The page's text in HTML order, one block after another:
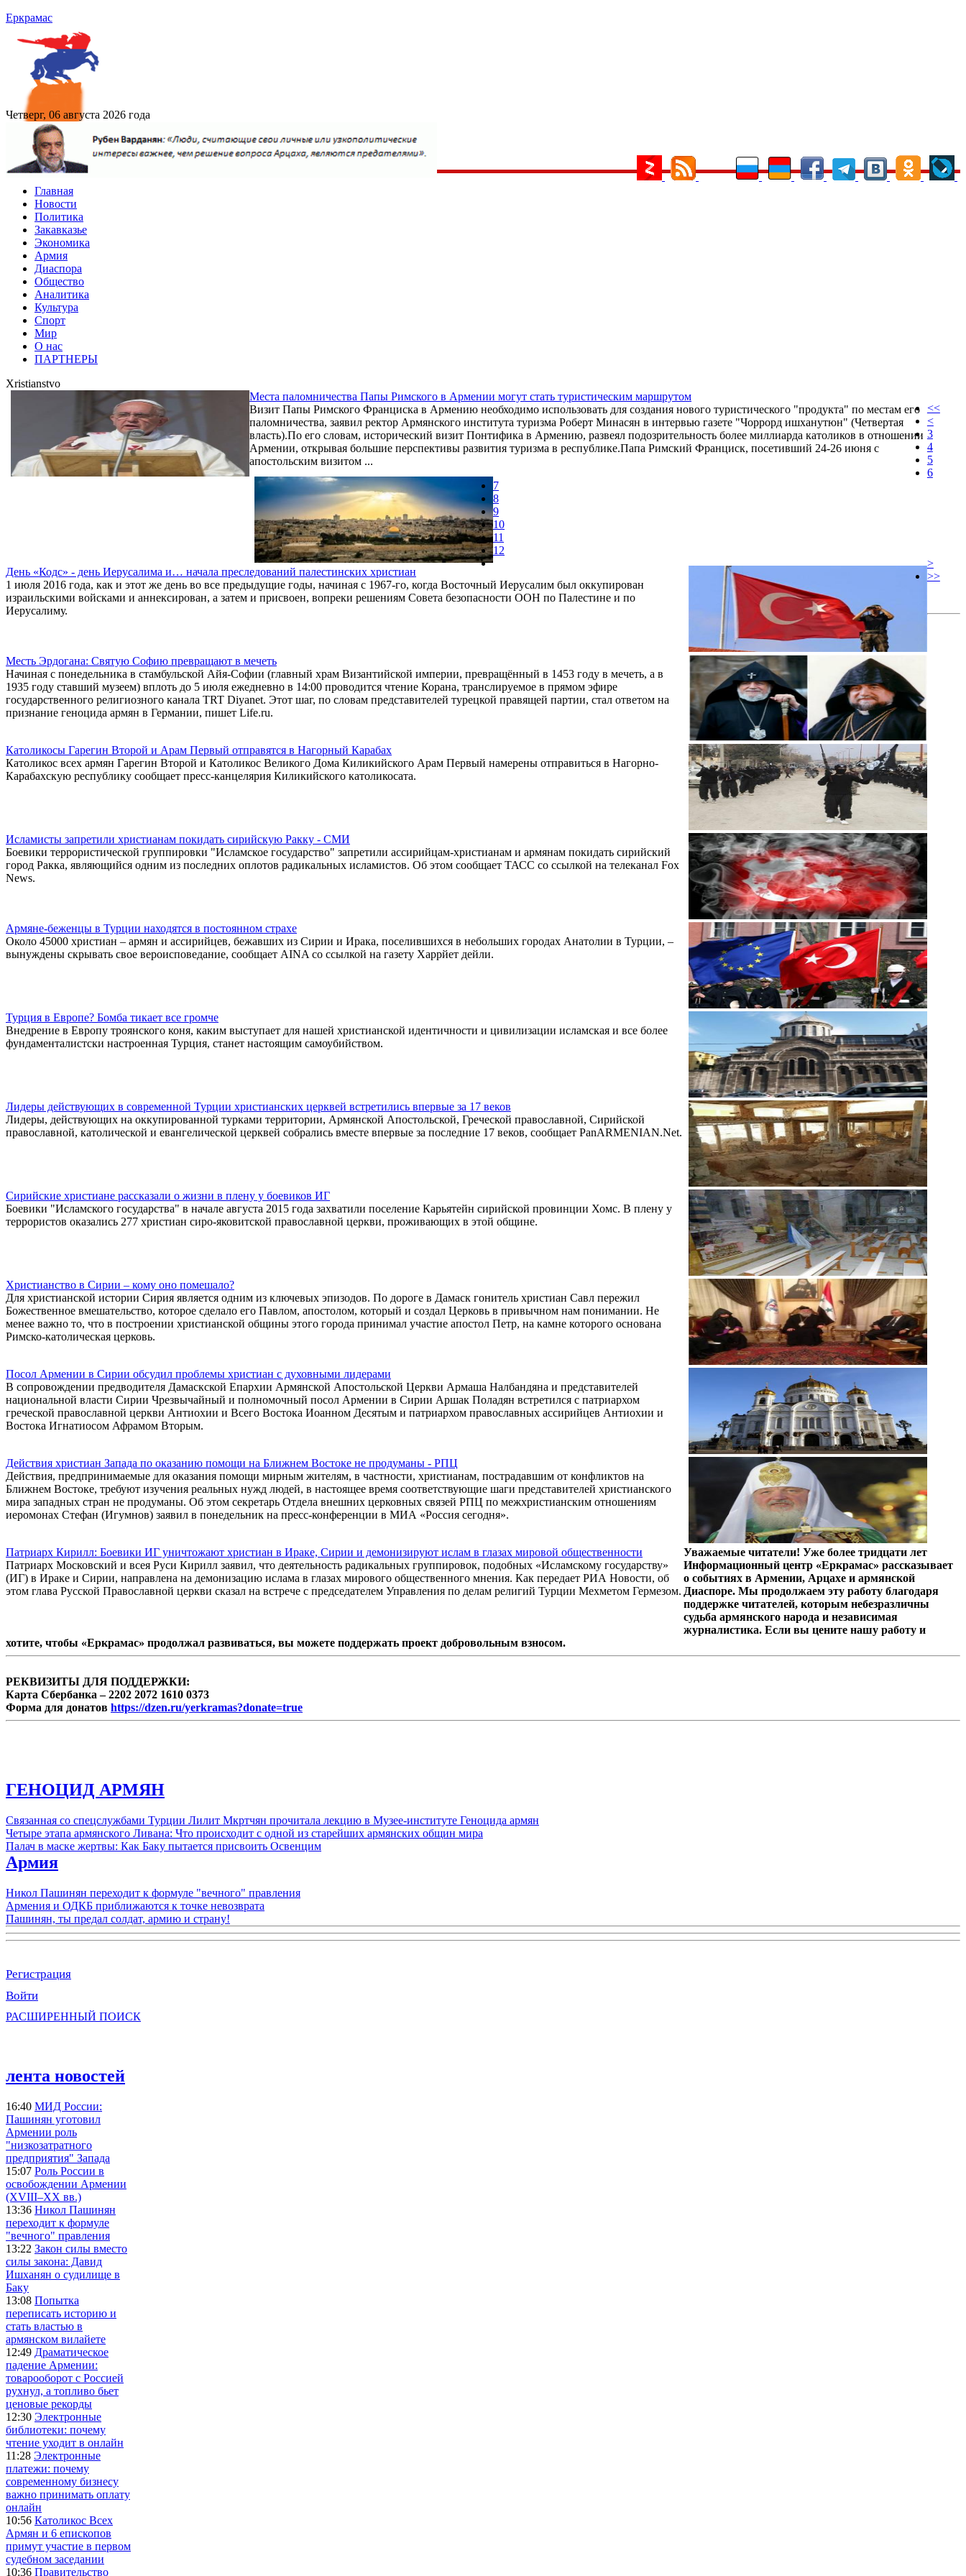
Еркрамас
Четверг, 06 августа 2026 года
Главная
Новости
Политика
Закавказье
Экономика
Армия
Диаспора
Общество
Аналитика
Культура
Спорт
Мир
О нас
ПАРТНЕРЫ
Xristianstvo
Места паломничества Папы Римского в Армении могут стать туристическим маршрутом
Визит Папы Римского Франциска в Армению необходимо использовать для создания нового туристического "продукта" по местам его
паломничества, заявил ректор Армянского института туризма Роберт Минасян в интервью газете "Чоррорд ишханутюн" (Четвертая
власть).По его словам, исторический визит Понтифика в Армению, развеял подозрительность более миллиарда католиков в отношении
Армении, открывая большие перспективы развития туризма в республике.Папа Римский Франциск, посетивший 24-26 июня с
апостольским визитом ...
День «Кодс» - день Иерусалима и… начала преследований палестинских христиан
1 июля 2016 года, как и этот же день во все предыдущие годы, начиная с 1967-го, когда Восточный Иерусалим был оккупирован
израильскими войсками и аннексирован, а затем и присвоен, вопреки решениям Совета безопасности ООН по Палестине и по
Иерусалиму.
Месть Эрдогана: Святую Софию превращают в мечеть
Начиная с понедельника в стамбульской Айя-Софии (главный храм Византийской империи, превращённый в 1453 году в мечеть, а в
1935 году ставший музеем) вплоть до 5 июля ежедневно в 14:00 проводится чтение Корана, транслируемое в прямом эфире
государственного религиозного канала TRT Diyanet. Этот шаг, по словам представителей турецкой правящей партии, стал ответом на
признание геноцида армян в Германии, пишет Life.ru.
Католикосы Гарегин Второй и Арам Первый отправятся в Нагорный Карабах
Католикос всех армян Гарегин Второй и Католикос Великого Дома Киликийского Арам Первый намерены отправиться в Нагорно-
Карабахскую республику сообщает пресс-канцелярия Киликийского католикосата.
Исламисты запретили христианам покидать сирийскую Ракку - СМИ
Боевики террористической группировки "Исламское государство" запретили ассирийцам-христианам и армянам покидать сирийский
город Ракка, являющийся одним из последних оплотов радикальных исламистов. Об этом сообщает ТАСС со ссылкой на телеканал Fox
News.
Армяне-беженцы в Турции находятся в постоянном страхе
Около 45000 христиан – армян и ассирийцев, бежавших из Сирии и Ирака, поселившихся в небольших городах Анатолии в Турции, –
вынуждены скрывать свое вероисповедание, сообщает AINA со ссылкой на газету Харрйет дейли.
Турция в Европе? Бомба тикает все громче
Внедрение в Европу троянского коня, каким выступает для нашей христианской идентичности и цивилизации исламская и все более
фундаменталистски настроенная Турция, станет настоящим самоубийством.
Лидеры действующих в современной Турции христианских церквей встретились впервые за 17 веков
Лидеры, действующих на оккупированной турками территории, Армянской Апостольской, Греческой православной, Сирийской
православной, католической и евангелической церквей собрались вместе впервые за последние 17 веков, сообщает PanARMENIAN.Net.
Сирийские христиане рассказали о жизни в плену у боевиков ИГ
Боевики "Исламского государства" в начале августа 2015 года захватили поселение Карьятейн сирийской провинции Хомс. В плену у
террористов оказались 277 христиан сиро-яковитской православной церкви, проживающих в этой общине.
Христианство в Сирии – кому оно помешало?
Для христианской истории Сирия является одним из ключевых эпизодов. По дороге в Дамаск гонитель христиан Савл пережил
Божественное вмешательство, которое сделало его Павлом, апостолом, который и создал Церковь в привычном нам понимании. Не
менее важно то, что в построении христианской общины этого города принимал участие апостол Петр, на камне которого основана
Римско-католическая церковь.
Посол Армении в Сирии обсудил проблемы христиан с духовными лидерами
В сопровождении предводителя Дамаскской Епархии Армянской Апостольской Церкви Армаша Налбандяна и представителей
национальной власти Сирии Чрезвычайный и полномочный посол Армении в Сирии Аршак Поладян встретился с патриархом
греческой православной церкви Антиохии и Всего Востока Иоанном Десятым и патриархом православных ассирийцев Антиохии и
Востока Игнатиосом Афрамом Вторым.
Действия христиан Запада по оказанию помощи на Ближнем Востоке не продуманы - РПЦ
Действия, предпринимаемые для оказания помощи мирным жителям, в частности, христианам, пострадавшим от конфликтов на
Ближнем Востоке, требуют изучения реальных нужд людей, в настоящее время соответствующие шаги представителей христианского
мира западных стран не продуманы. Об этом секретарь Отдела внешних церковных связей РПЦ по межхристианским отношениям
иеромонах Стефан (Игумнов) заявил в понедельник на пресс-конференции в МИА «Россия сегодня».
Патриарх Кирилл: Боевики ИГ уничтожают христиан в Ираке, Сирии и демонизируют ислам в глазах мировой общественности
Патриарх Московский и всея Руси Кирилл заявил, что деятельность радикальных группировок, подобных «Исламскому государству»
(ИГ) в Ираке и Сирии, направлена на демонизацию ислама в глазах мирового общественного мнения. Как передает РИА Новости, об
этом глава Русской Православной церкви сказал на встрече с председателем Управления по делам религий Турции Мехметом Гермезом.
<<
<
3
4
5
6
7
8
9
10
11
12
>
>>
Уважаемые читатели! Уже более тридцати лет
Информационный центр «Еркрамас» рассказывает
о событиях в Армении, Арцахе и армянской
Диаспоре. Мы продолжаем эту работу благодаря
поддержке читателей, которым небезразличны
судьба армянского народа и независимая
журналистика. Если вы цените нашу работу и
хотите, чтобы «Еркрамас» продолжал развиваться, вы можете поддержать проект добровольным взносом.
РЕКВИЗИТЫ ДЛЯ ПОДДЕРЖКИ:
Карта Сбербанка – 2202 2072 1610 0373
Форма для донатов https://dzen.ru/yerkramas?donate=true
ГЕНОЦИД АРМЯН
Связанная со спецслужбами Турции Лилит Мкртчян прочитала лекцию в Музее-институте Геноцида армян
Четыре этапа армянского Ливана: Что происходит с одной из старейших армянских общин мира
Палач в маске жертвы: Как Баку пытается присвоить Освенцим
Армия
Никол Пашинян переходит к формуле "вечного" правления
Армения и ОДКБ приближаются к точке невозврата
Пашинян, ты предал солдат, армию и страну!
Регистрация
Войти
РАСШИРЕННЫЙ ПОИСК
лента новостей
16:40 МИД России:
Пашинян уготовил
Армении роль
"низкозатратного
предприятия" Запада
15:07 Роль России в
освобождении Армении
(XVIII–XX вв.)
13:36 Никол Пашинян
переходит к формуле
"вечного" правления
13:22 Закон силы вместо
силы закона: Давид
Ишханян о судилище в
Баку
13:08 Попытка
переписать историю и
стать властью в
армянском вилайете
12:49 Драматическое
падение Армении:
товарооборот с Россией
рухнул, а топливо бьет
ценовые рекорды
12:30 Электронные
библиотеки: почему
чтение уходит в онлайн
11:28 Электронные
платежи: почему
современному бизнесу
важно принимать оплату
онлайн
10:56 Католикос Всех
Армян и 6 епископов
примут участие в первом
судебном заседании
10:36 Правительство